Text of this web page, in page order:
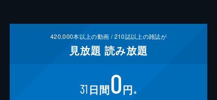
420,000本以上の動画 /210誌以上の雑誌が
見放題 読み放題
31 日間0円 ※